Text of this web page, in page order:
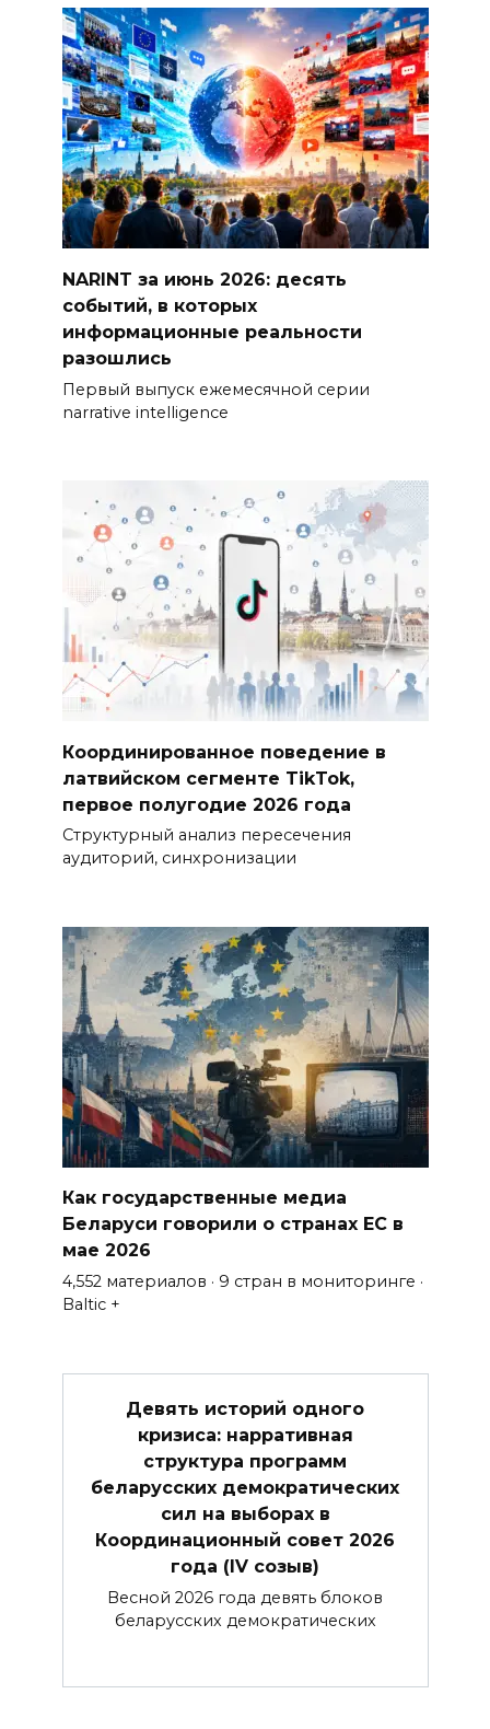
NARINT за июнь 2026: десять
событий, в которых
информационные реальности
разошлись
Первый выпуск ежемесячной серии
narrative intelligence
Координированное поведение в
латвийском сегменте TikTok,
первое полугодие 2026 года
Структурный анализ пересечения
аудиторий, синхронизации
Как государственные медиа
Беларуси говорили о странах ЕС в
мае 2026
4,552 материалов · 9 стран в мониторинге ·
Baltic +
Девять историй одного
кризиса: нарративная
структура программ
беларусских демократических
сил на выборах в
Координационный совет 2026
года (IV созыв)
Весной 2026 года девять блоков
беларусских демократических